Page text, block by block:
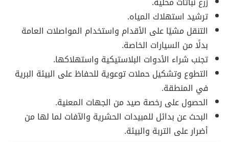
ترشيد استهلاك المياه.
التنقل مشيًا على الأقدام واستخدام المواصلات العامة
بدلًا من السيارات الخاصة.
تجنب شراء الأدوات البلاستيكية واستهلاكها.
التطوع وتشكيل حملات توعوية للحفاظ على البيئة البرية
في المنطقة.
الحصول على رخصة صيد من الجهات المعنية.
البحث عن بدائل للمبيدات الحشرية والآفات لما لها من
أضرار على التربة والبيئة.